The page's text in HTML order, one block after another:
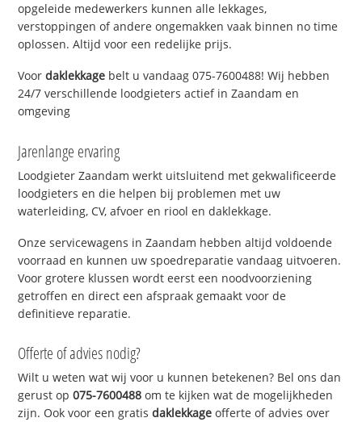
opgeleide medewerkers kunnen alle lekkages,
verstoppingen of andere ongemakken vaak binnen no time
oplossen. Altijd voor een redelijke prijs.
Voordaklekkage belt u vandaag 075-7600488! Wij hebben
24/7 verschillende loodgieters actief in Zaandam en
omgeving
Jarenlange ervaring
Loodgieter Zaandam werkt uitsluitend met gekwalificeerde
loodgieters en die helpen bij problemen met uw
waterleiding, CV, afvoer en riool en daklekkage.
Onze servicewagens in Zaandam hebben altijd voldoende
voorraad en kunnen uw spoedreparatie vandaag uitvoeren.
Voor grotere klussen wordt eerst een noodvoorziening
getroffen en direct een afspraak gemaakt voor de
definitieve reparatie.
Offerte of advies nodig?
Wilt u weten wat wij voor u kunnen betekenen? Bel ons dan
gerust op075-7600488 om te kijken wat de mogelijkheden
zijn. Ook voor een gratisdaklekkage offerte of advies over